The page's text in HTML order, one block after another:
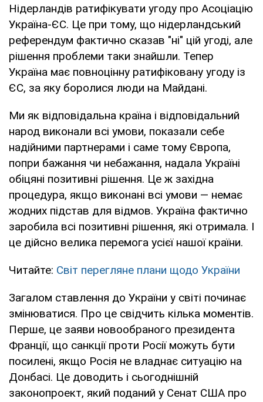
Нідерландів ратифікувати угоду про Асоціацію
Україна-ЄС. Це при тому, що нідерландський
референдум фактично сказав "ні" цій угоді, але
рішення проблеми таки знайшли. Тепер
Україна має повноцінну ратифіковану угоду із
ЄС, за яку боролися люди на Майдані.
Ми як відповідальна країна і відповідальний
народ виконали всі умови, показали себе
надійними партнерами і саме тому Європа,
попри бажання чи небажання, надала Україні
обіцяні позитивні рішення. Це ж західна
процедура, якщо виконані всі умови — немає
жодних підстав для відмов. Україна фактично
заробила всі позитивні рішення, які отримала. І
це дійсно велика перемога усієї нашої країни.
Читайте: Світ перегляне плани щодо України
Загалом ставлення до України у світі починає
змінюватися. Про це свідчить кілька моментів.
Перше, це заяви новообраного президента
Франції, що санкції проти Росії можуть бути
посилені, якщо Росія не владнає ситуацію на
Донбасі. Це доводить і сьогоднішній
законопроект, який поданий у Сенат США про